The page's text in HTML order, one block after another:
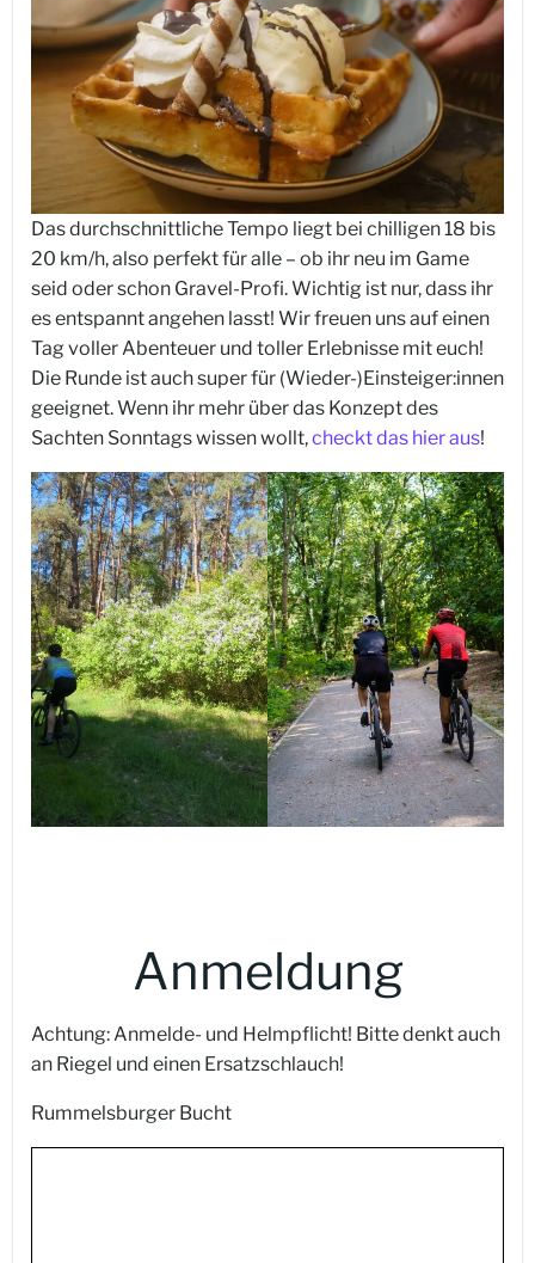
Das durchschnittliche Tempo liegt bei chilligen 18 bis
20 km/h, also perfekt für alle – ob ihr neu im Game
seid oder schon Gravel-Profi. Wichtig ist nur, dass ihr
es entspannt angehen lasst! Wir freuen uns auf einen
Tag voller Abenteuer und toller Erlebnisse mit euch!
Die Runde ist auch super für (Wieder-)Einsteiger:innen
geeignet. Wenn ihr mehr über das Konzept des
Sachten Sonntags wissen wollt,checkt das hier aus!
Anmeldung
Achtung: Anmelde- und Helmpflicht! Bitte denkt auch
an Riegel und einen Ersatzschlauch!
Rummelsburger Bucht